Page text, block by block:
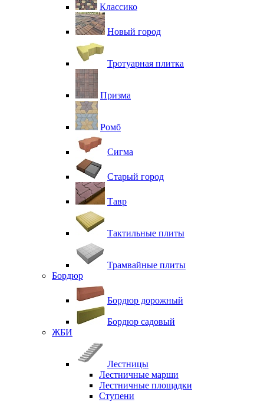
Классико
Новый город
Тротуарная плитка
Призма
Ромб
Сигма
Старый город
Тавр
Тактильные плиты
Трамвайные плиты
Бордюр
Бордюр дорожный
Бордюр садовый
ЖБИ
Лестницы
Лестничные марши
Лестничные площадки
Ступени